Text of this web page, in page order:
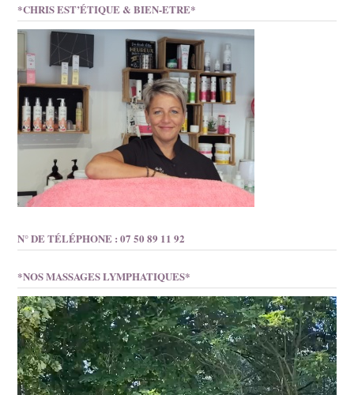
*CHRIS EST’ÉTIQUE & BIEN-ETRE*
N° DE TÉLÉPHONE : 07 50 89 11 92
*NOS MASSAGES LYMPHATIQUES*
Lecteur
vidéo